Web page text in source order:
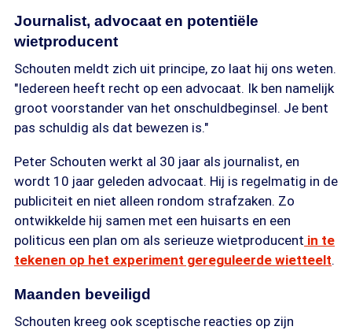
Journalist, advocaat en potentiële
wietproducent
Schouten meldt zich uit principe, zo laat hij ons weten.
"Iedereen heeft recht op een advocaat. Ik ben namelijk
groot voorstander van het onschuldbeginsel. Je bent
pas schuldig als dat bewezen is."
Peter Schouten werkt al 30 jaar als journalist, en
wordt 10 jaar geleden advocaat. Hij is regelmatig in de
publiciteit en niet alleen rondom strafzaken. Zo
ontwikkelde hij samen met een huisarts en een
politicus een plan om als serieuze wietproducent in te
tekenen op het experiment gereguleerde wietteelt.
Maanden beveiligd
Schouten kreeg ook sceptische reacties op zijn